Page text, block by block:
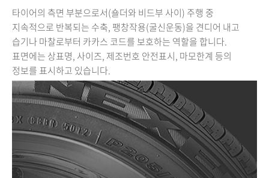
타이어의 측면 부분으로서(숄더와 비드부 사이) 주행 중
지속적으로 반복되는 수축, 팽창작용(굴신운동)을 견디어 내고
습기나 마찰로부터 카카스 코드를 보호하는 역할을 합니다.
표면에는 상표명, 사이즈, 제조번호 안전표시, 마모한계 등의
정보를 표시하고 있습니다.